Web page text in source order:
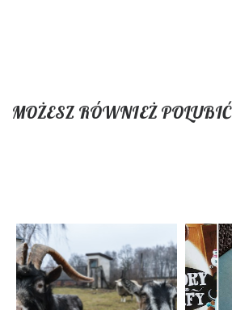
MOŻESZ RÓWNIEŻ POLUBIĆ